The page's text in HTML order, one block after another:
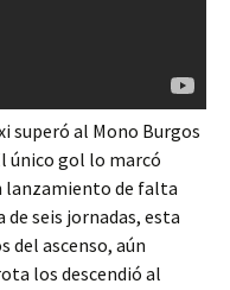
superó al Mono Burgos
único gol lo marcó
lanzamiento de falta
de seis jornadas, esta
del ascenso, aún
los descendió al